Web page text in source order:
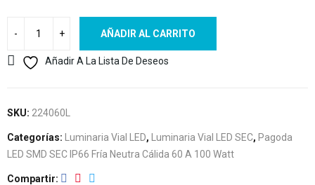
AÑADIR AL CARRITO
Añadir A La Lista De Deseos
SKU: 224060L
Categorías: Luminaria Vial LED, Luminaria Vial LED SEC, Pagoda
LED SMD SEC IP66 Fría Neutra Cálida 60 A 100 Watt
Compartir